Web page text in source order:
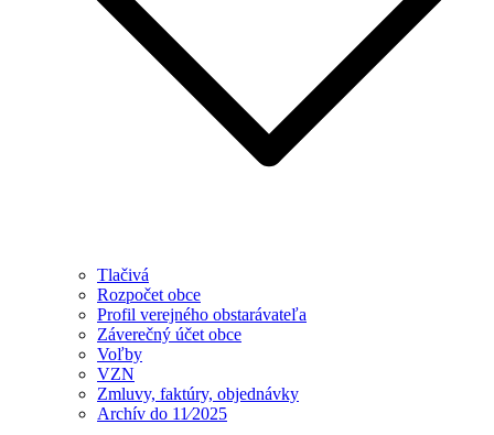
Tlačivá
Rozpočet obce
Profil verejného obstarávateľa
Záverečný účet obce
Voľby
VZN
Zmluvy, faktúry, objednávky
Archív do 11⁄2025